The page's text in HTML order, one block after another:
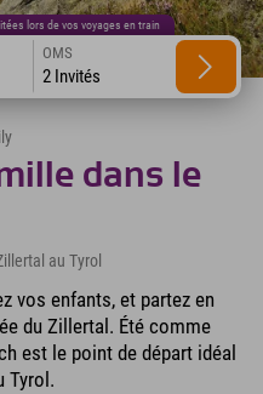
lors de vos voyages en train
OMS
2 Invités
dans le
au Tyrol
vos enfants, et partez en
du Zillertal. Été comme
est le point de départ idéal
Tyrol.